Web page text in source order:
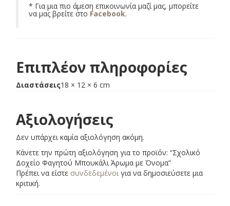
* Για μια πιο άμεση επικοινωνία μαζί μας, μπορείτε
να μας βρείτε στο Facebook.
Επιπλέον πληροφορίες
Διαστάσεις18 × 12 × 6 cm
Αξιολογήσεις
Δεν υπάρχει καμία αξιολόγηση ακόμη.
Κάνετε την πρώτη αξιολόγηση για το προϊόν: “Σχολικό
Δοχείο Φαγητού Μπουκάλι Άρωμα με Όνομα”
Πρέπει να είστε συνδεδεμένοι για να δημοσιεύσετε μια
κριτική.